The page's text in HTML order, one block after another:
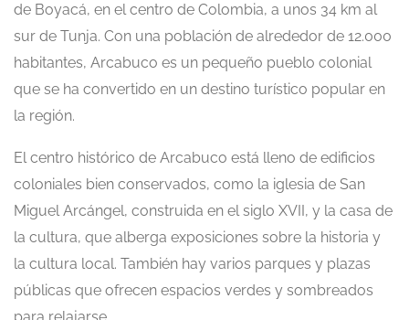
de Boyacá, en el centro de Colombia, a unos 34 km al
sur de Tunja. Con una población de alrededor de 12.000
habitantes, Arcabuco es un pequeño pueblo colonial
que se ha convertido en un destino turístico popular en
la región.
El centro histórico de Arcabuco está lleno de edificios
coloniales bien conservados, como la iglesia de San
Miguel Arcángel, construida en el siglo XVII, y la casa de
la cultura, que alberga exposiciones sobre la historia y
la cultura local. También hay varios parques y plazas
públicas que ofrecen espacios verdes y sombreados